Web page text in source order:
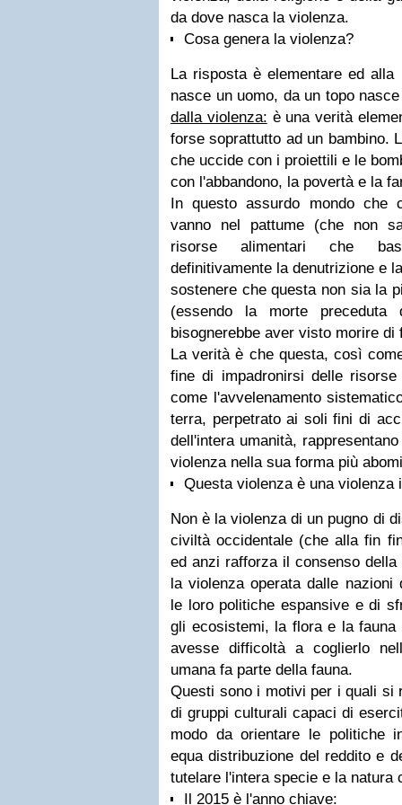
da dove nasca la violenza.
Cosa genera la violenza?
La risposta è elementare ed
nasce un uomo, da un topo
dalla violenza: è una verità
forse soprattutto ad un bambino.
che uccide con i proiettili e le
con l'abbandono, la povertà e la
In questo assurdo mondo che
vanno nel pattume (che non
risorse alimentari che
definitivamente la denutrizione e
sostenere che questa non sia la
(essendo la morte preceduta
bisognerebbe aver visto morire di
La verità è che questa, così
fine di impadronirsi delle
come l'avvelenamento
terra, perpetrato ai soli fini di
dell'intera umanità,
violenza nella sua forma più
Questa violenza è una violenza
Non è la violenza di un pugno di
civiltà occidentale (che alla fin
ed anzi rafforza il consenso
la violenza operata dalle
le loro politiche espansive e di
gli ecosistemi, la flora e la
avesse difficoltà a coglierlo
umana fa parte della fauna.
Questi sono i motivi per i quali si
di gruppi culturali capaci di
modo da orientare le politiche
equa distribuzione del reddito e
tutelare l'intera specie e la natura
Il 2015 è l'anno chiave: